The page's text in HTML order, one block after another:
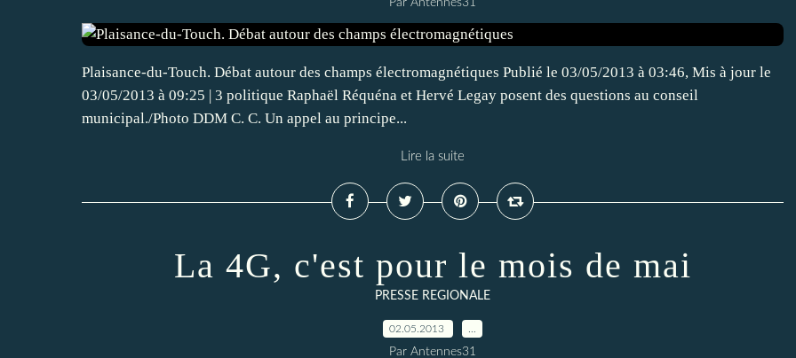
Par Antennes31
Plaisance-du-Touch. Débat autour des champs électromagnétiques Publié le 03/05/2013 à 03:46, Mis à jour le
03/05/2013 à 09:25 | 3 politique Raphaël Réquéna et Hervé Legay posent des questions au conseil
municipal./Photo DDM C. C. Un appel au principe...
Lire la suite
La 4G, c'est pour le mois de mai
PRESSE REGIONALE
02.05.2013
Par Antennes31